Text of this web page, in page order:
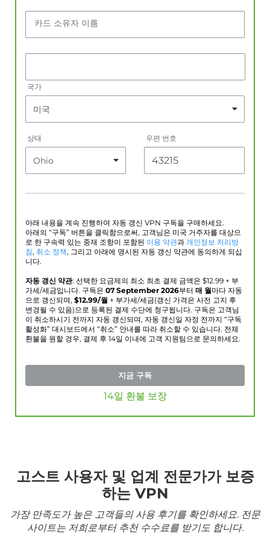
카드 소유자 이름
국가
상태 우편 번호
아래 내용을 계속 진행하여 자동 갱신 VPN 구독을 구매하세요.
아래의 “구독” 버튼을 클릭함으로써, 고객님은 미국 거주자를 대상으
로 한 구속력 있는 중재 조항이 포함된 이용 약관과 개인정보 처리방
침, 취소 정책, 그리고 아래에 명시된 자동 갱신 약관에 동의하게 되십
니다.
자동 갱신 약관: 선택한 요금제의 최소 최초 결제 금액은 $12.99 + 부
가세/세금입니다. 구독은 07 September 2026부터 매 월마다 자동
으로 갱신되며, $12.99/월 + 부가세/세금(갱신 가격은 사전 고지 후
변경될 수 있음)으로 등록된 결제 수단에 청구됩니다. 구독은 고객님
이 취소하시기 전까지 자동 갱신되며, 자동 갱신일 자정 전까지 “구독
활성화” 대시보드에서 “취소” 안내를 따라 취소할 수 있습니다. 전체
환불을 원할 경우, 결제 후 14일 이내에 고객 지원팀으로 문의하세요.
지금 구독
14일 환불 보장
고스트 사용자 및 업계 전문가가 보증
하는 VPN
가장 만족도가 높은 고객들의 사용 후기를 확인하세요. 전문
사이트는 저희로부터 추천 수수료를 받기도 합니다.